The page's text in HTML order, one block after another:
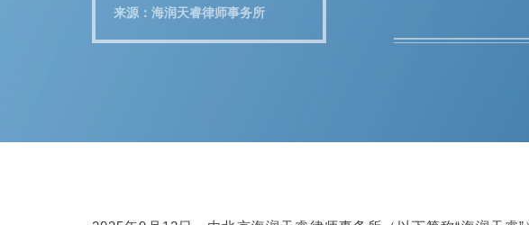
来源：海润天睿律师事务所